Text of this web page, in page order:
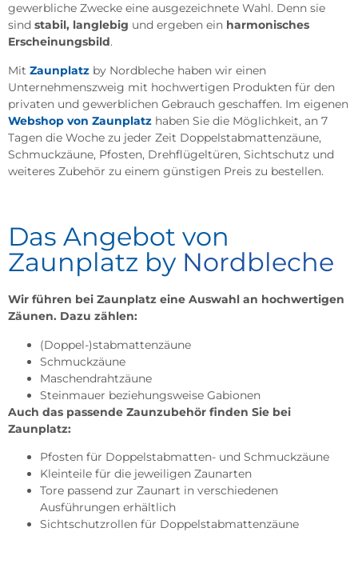
gewerbliche Zwecke eine ausgezeichnete Wahl. Denn sie
sind stabil, langlebig und ergeben ein harmonisches
Erscheinungsbild.
Mit Zaunplatz by Nordbleche haben wir einen
Unternehmenszweig mit hochwertigen Produkten für den
privaten und gewerblichen Gebrauch geschaffen. Im eigenen
Webshop von Zaunplatz haben Sie die Möglichkeit, an 7
Tagen die Woche zu jeder Zeit Doppelstabmattenzäune,
Schmuckzäune, Pfosten, Drehflügeltüren, Sichtschutz und
weiteres Zubehör zu einem günstigen Preis zu bestellen.
Das Angebot von
Zaunplatz by Nordbleche
Wir führen bei Zaunplatz eine Auswahl an hochwertigen
Zäunen. Dazu zählen:
(Doppel-)stabmattenzäune
Schmuckzäune
Maschendrahtzäune
Steinmauer beziehungsweise Gabionen
Auch das passende Zaunzubehör finden Sie bei
Zaunplatz:
Pfosten für Doppelstabmatten- und Schmuckzäune
Kleinteile für die jeweiligen Zaunarten
Tore passend zur Zaunart in verschiedenen
Ausführungen erhältlich
Sichtschutzrollen für Doppelstabmattenzäune